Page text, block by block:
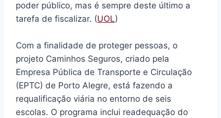
poder público, mas é sempre deste último a
tarefa de fiscalizar. (UOL)
Com a finalidade de proteger pessoas, o
projeto Caminhos Seguros, criado pela
Empresa Pública de Transporte e Circulação
(EPTC) de Porto Alegre, está fazendo a
requalificação viária no entorno de seis
escolas. O programa inclui readequação do